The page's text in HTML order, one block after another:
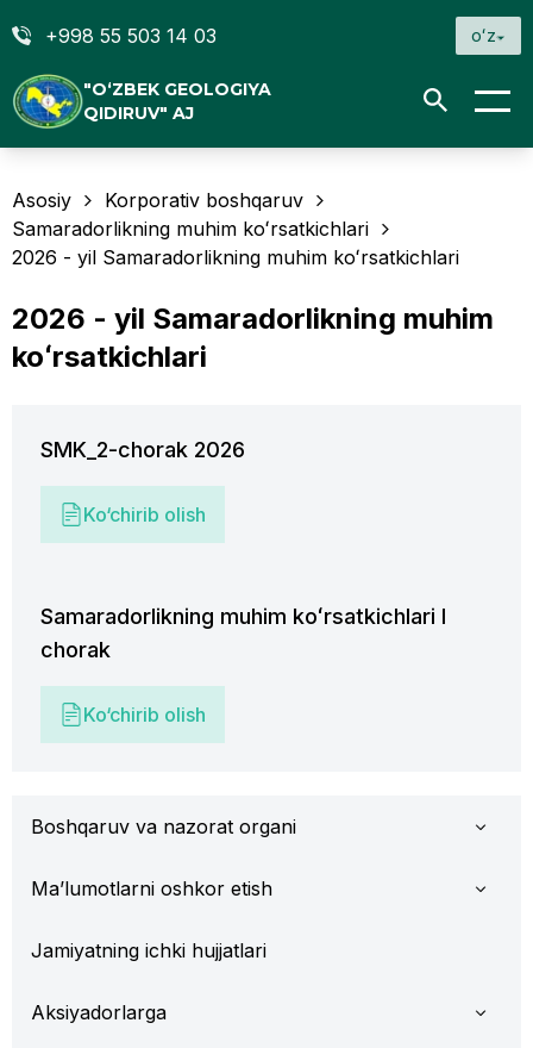
+998 55 503 14 03 oʻz
"O‘ZBEK GEOLOGIYA
QIDIRUV" AJ
Asosiy
Korporativ boshqaruv
Samaradorlikning muhim koʻrsatkichlari
2026 - yil Samaradorlikning muhim koʻrsatkichlari
2026 - yil Samaradorlikning muhim
koʻrsatkichlari
SMK_2-chorak 2026
Ko‘chirib olish
Samaradorlikning muhim koʻrsatkichlari I
chorak
Ko‘chirib olish
Boshqaruv va nazorat organi
Ma’lumotlarni oshkor etish
Jamiyatning ichki hujjatlari
Aksiyadorlarga